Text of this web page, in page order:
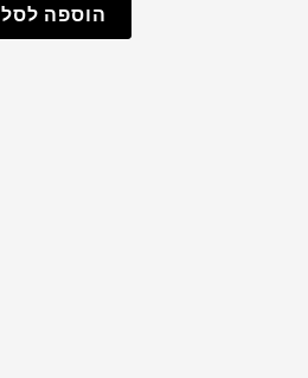
הוספה לסל